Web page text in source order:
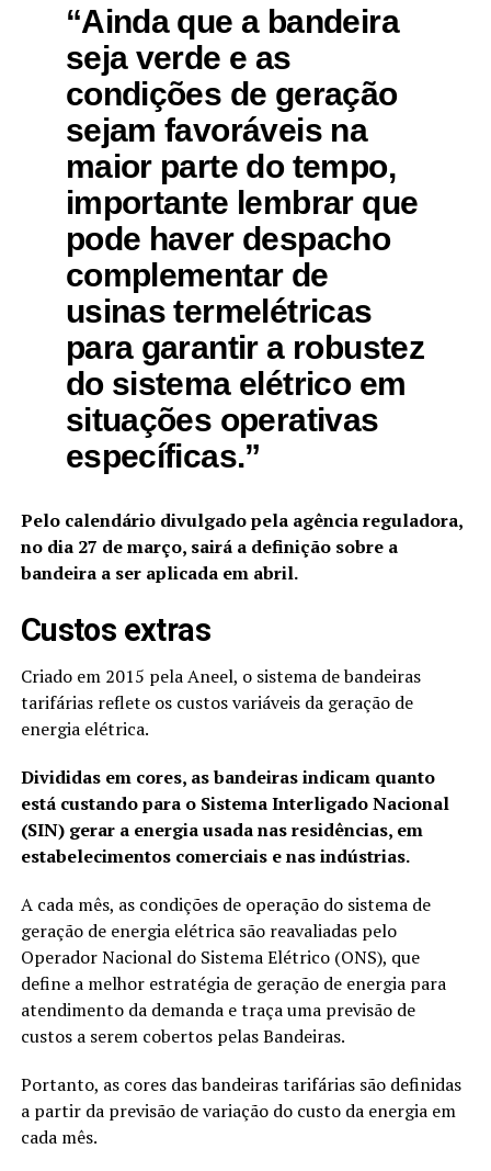
“Ainda que a bandeira
seja verde e as
condições de geração
sejam favoráveis na
maior parte do tempo,
importante lembrar que
pode haver despacho
complementar de
usinas termelétricas
para garantir a robustez
do sistema elétrico em
situações operativas
específicas.”
Pelo calendário divulgado pela agência reguladora,
no dia 27 de março, sairá a definição sobre a
bandeira a ser aplicada em abril.
Custos extras
Criado em 2015 pela Aneel, o sistema de bandeiras
tarifárias reflete os custos variáveis da geração de
energia elétrica.
Divididas em cores, as bandeiras indicam quanto
está custando para o Sistema Interligado Nacional
(SIN) gerar a energia usada nas residências, em
estabelecimentos comerciais e nas indústrias.
A cada mês, as condições de operação do sistema de
geração de energia elétrica são reavaliadas pelo
Operador Nacional do Sistema Elétrico (ONS), que
define a melhor estratégia de geração de energia para
atendimento da demanda e traça uma previsão de
custos a serem cobertos pelas Bandeiras.
Portanto, as cores das bandeiras tarifárias são definidas
a partir da previsão de variação do custo da energia em
cada mês.